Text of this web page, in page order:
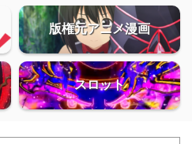
版権元アニメ漫画
スロット